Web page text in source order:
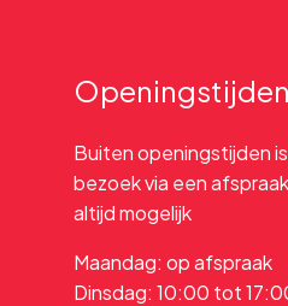
Buiten openingstijden is
bezoek via een afspraak
altijd mogelijk
Maandag: op afspraak
Dinsdag: 10:00 tot